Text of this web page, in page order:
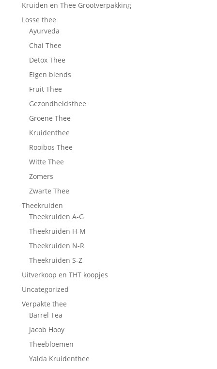
Kruiden en Thee Grootverpakking
Losse thee
Ayurveda
Chai Thee
Detox Thee
Eigen blends
Fruit Thee
Gezondheidsthee
Groene Thee
Kruidenthee
Rooibos Thee
Witte Thee
Zomers
Zwarte Thee
Theekruiden
Theekruiden A-G
Theekruiden H-M
Theekruiden N-R
Theekruiden S-Z
Uitverkoop en THT koopjes
Uncategorized
Verpakte thee
Barrel Tea
Jacob Hooy
Theebloemen
Yalda Kruidenthee